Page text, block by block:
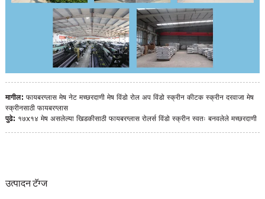
मागील: फायबरग्लास मेष नेट मच्छरदाणी मेष विंडो रोल अप विंडो स्क्रीन कीटक स्क्रीन दरवाजा मेष
स्क्रीनसाठी फायबरग्लास
पुढे: १७x१४ मेष असलेल्या खिडकीसाठी फायबरग्लास रोलर्स विंडो स्क्रीन स्वतः बनवलेले मच्छरदाणी
उत्पादन टॅग्ज